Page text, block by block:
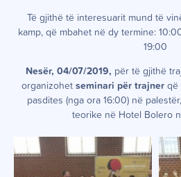
Të gjithë të interesuarit mund të
kamp, që mbahet në dy termine:
19:00
Nesër, 04/07/2019, për të gjithë
organizohet seminari për trajner që
pasdites (nga ora 16:00) në
teorike në Hotel Bolero